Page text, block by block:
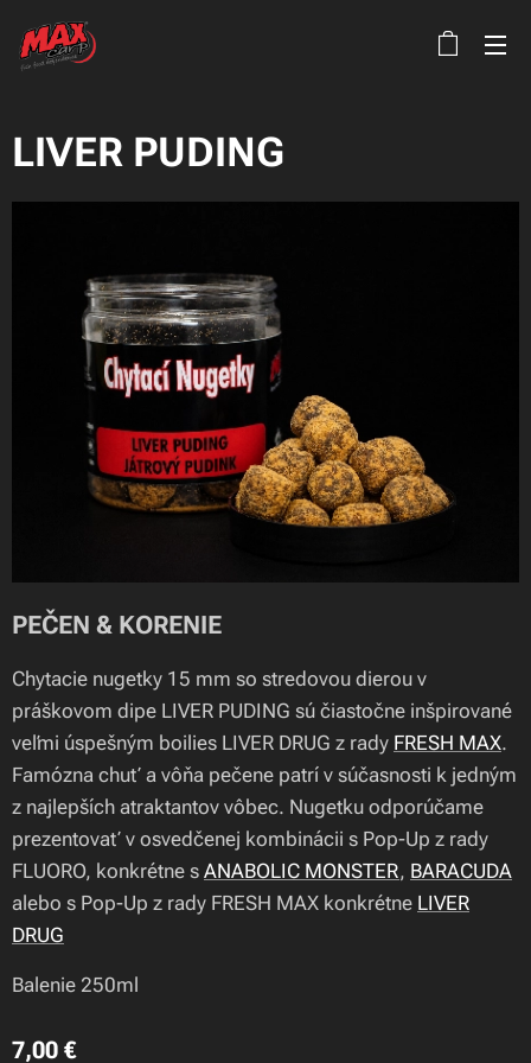
LIVER PUDING
PEČEN & KORENIE
Chytacie nugetky 15 mm so stredovou dierou v
práškovom dipe LIVER PUDING sú čiastočne inšpirované
veľmi úspešným boilies LIVER DRUG z rady FRESH MAX.
Famózna chuť a vôňa pečene patrí v súčasnosti k jedným
z najlepších atraktantov vôbec. Nugetku odporúčame
prezentovať v osvedčenej kombinácii s Pop-Up z rady
FLUORO, konkrétne s ANABOLIC MONSTER, BARACUDA
alebo s Pop-Up z rady FRESH MAX konkrétne LIVER
DRUG
Balenie 250ml
7,00 €